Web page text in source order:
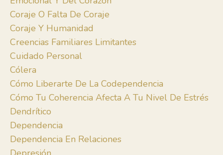
Coraje O Falta De Coraje
Coraje Y Humanidad
Creencias Familiares Limitantes
Cuidado Personal
Cólera
Cómo Liberarte De La Codependencia
Cómo Tu Coherencia Afecta A Tu Nivel De Estrés
Dendrítico
Dependencia
Dependencia En Relaciones